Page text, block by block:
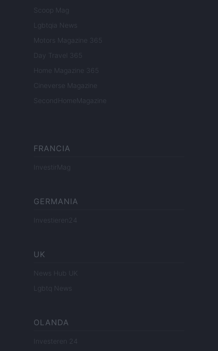
Scoop Mag
Lgbtqia News
Motors Magazine 365
Day Travel 365
Home Magazine 365
Cineverse Magazine
SecondHomeMagazine
FRANCIA
InvestirMag
GERMANIA
Investieren24
UK
News Hub UK
Lgbtq News
OLANDA
Investeren 24